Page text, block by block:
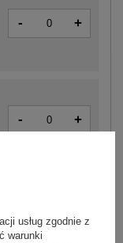
- +
- +
usług zgodnie z
warunki